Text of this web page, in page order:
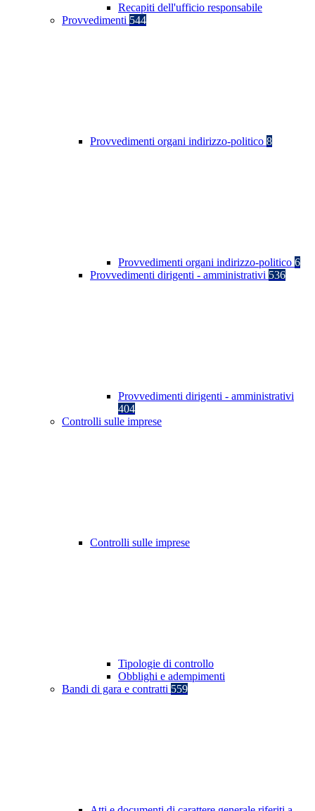
Recapiti dell'ufficio responsabile
Provvedimenti 544
Provvedimenti organi indirizzo-politico 8
Provvedimenti organi indirizzo-politico 6
Provvedimenti dirigenti - amministrativi 536
Provvedimenti dirigenti - amministrativi
404
Controlli sulle imprese
Controlli sulle imprese
Tipologie di controllo
Obblighi e adempimenti
Bandi di gara e contratti 559